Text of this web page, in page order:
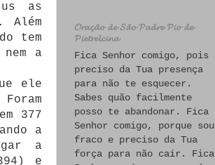
as
Além
tem
a
ele
377
a
a
e
𝓞𝓻𝓪𝓬̧𝓪̃𝓸 𝓭𝓮 𝓢𝓪̃𝓸 𝓟𝓪𝓭𝓻𝓮 𝓟𝓲𝓸 𝓭𝓮
𝓟𝓲𝓮𝓽𝓻𝓮𝓵𝓬𝓲𝓷𝓪
Fica Senhor comigo, pois
preciso da Tua presença
para não te esquecer.
Sabes quão facilmente
posso te abandonar. Fica
Senhor comigo, porque sou
fraco e preciso da Tua
força para não cair. Fica